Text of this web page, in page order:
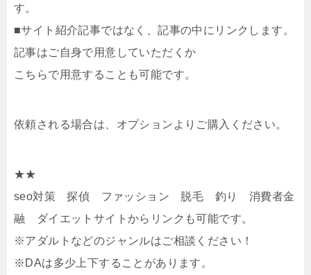
す。
■サイト紹介記事ではなく、記事の中にリンクします。
記事はご自身で用意していただくか
こちらで用意することも可能です。
依頼される場合は、オプションよりご購入ください。
★★
seo対策 探偵 ファッション 脱毛 釣り 消費者金
融 ダイエットサイトからリンクも可能です。
※アダルトなどのジャンルはご相談ください！
※DAは多少上下することがあります。